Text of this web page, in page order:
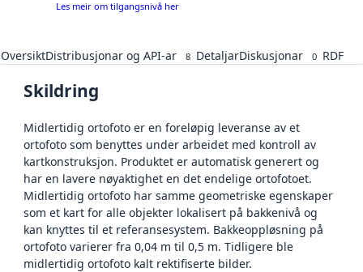
Les meir om tilgangsnivå her
OversiktDistribusjonar og API-ar 8 DetaljarDiskusjonar 0 RDF
Skildring
Midlertidig ortofoto er en foreløpig leveranse av et
ortofoto som benyttes under arbeidet med kontroll av
kartkonstruksjon. Produktet er automatisk generert og
har en lavere nøyaktighet en det endelige ortofotoet.
Midlertidig ortofoto har samme geometriske egenskaper
som et kart for alle objekter lokalisert på bakkenivå og
kan knyttes til et referansesystem. Bakkeoppløsning på
ortofoto varierer fra 0,04 m til 0,5 m. Tidligere ble
midlertidig ortofoto kalt rektifiserte bilder.